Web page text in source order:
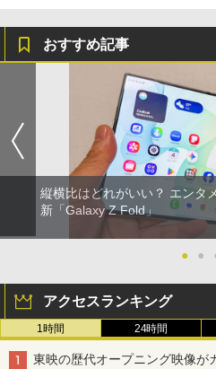
おすすめ記事
縦横比はどれがいい？ エンタ
新「Galaxy Z Fold」
● ●
アクセスランキング
1時間 24時間
東映の歴代オープニング映像が